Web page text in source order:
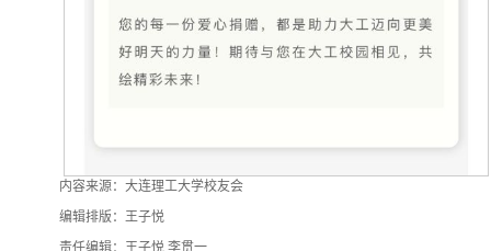
内容来源：大连理工大学校友会
编辑排版：王子悦
责任编辑：王子悦 李贯一